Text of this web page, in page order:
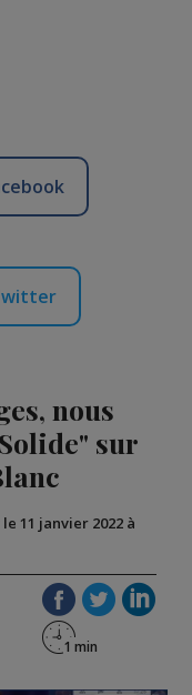
nous
sur
11 janvier 2022 à